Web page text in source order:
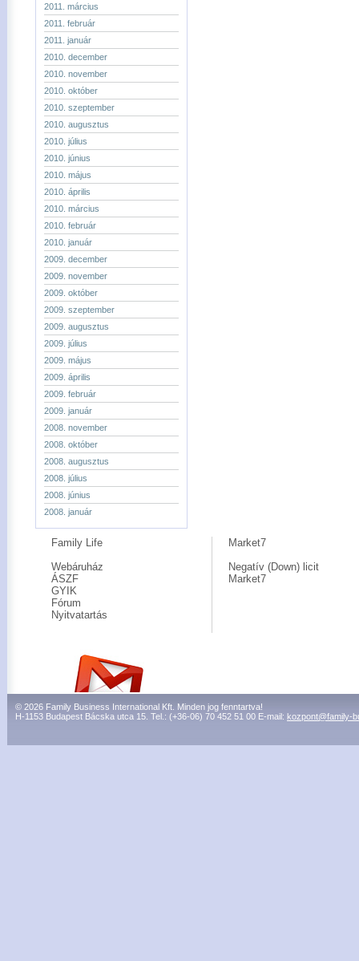
2011. március
2011. február
2011. január
2010. december
2010. november
2010. október
2010. szeptember
2010. augusztus
2010. július
2010. június
2010. május
2010. április
2010. március
2010. február
2010. január
2009. december
2009. november
2009. október
2009. szeptember
2009. augusztus
2009. július
2009. május
2009. április
2009. február
2009. január
2008. november
2008. október
2008. augusztus
2008. július
2008. június
2008. január
Family Life
Webáruház
ÁSZF
GYIK
Fórum
Nyitvatartás
Market7
Negatív (Down) licit
Market7
© 2026 Family Business International Kft. Minden jog fenntartva!
H-1153 Budapest Bácska utca 15. Tel.: (+36-06) 70 452 51 00 E-mail: kozpont@family-